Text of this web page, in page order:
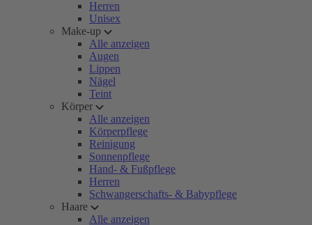
Herren
Unisex
Make-up
Alle anzeigen
Augen
Lippen
Nägel
Teint
Körper
Alle anzeigen
Körperpflege
Reinigung
Sonnenpflege
Hand- & Fußpflege
Herren
Schwangerschafts- & Babypflege
Haare
Alle anzeigen